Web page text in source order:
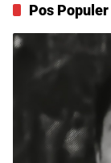
Pos Populer